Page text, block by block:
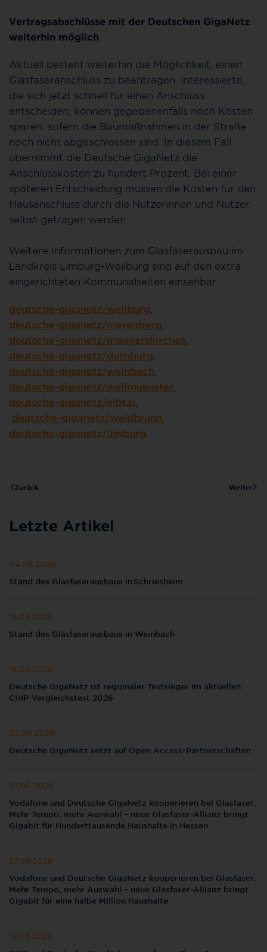
Vertragsabschlüsse mit der Deutschen GigaNetz
weiterhin möglich
Aktuell besteht weiterhin die Möglichkeit, einen
Glasfaseranschluss zu beantragen. Interessierte,
die sich jetzt schnell für einen Anschluss
entscheiden, können gegebenenfalls noch Kosten
sparen, sofern die Baumaßnahmen in der Straße
noch nicht abgeschlossen sind. In diesem Fall
übernimmt die Deutsche GigaNetz die
Anschlusskosten zu hundert Prozent. Bei einer
späteren Entscheidung müssen die Kosten für den
Hausanschluss durch die Nutzerinnen und Nutzer
selbst getragen werden.
Weitere Informationen zum Glasfaserausbau im
Landkreis Limburg-Weilburg sind auf den extra
eingerichteten Kommunalseiten einsehbar:
deutsche-giganetz/weilburg
deutsche-giganetz/merenberg
deutsche-giganetz/mengerskirchen
deutsche-giganetz/dornburg
deutsche-giganetz/weinbach
deutsche-giganetz/weilmuenster
deutsche-giganetz/elbtal
deutsche-giganetz/waldbrunn
deutsche-giganetz/limburg
Zurück Weiter
Letzte Artikel
04.08.2026
Stand des Glasfaserausbaus in Schriesheim
18.06.2026
Stand des Glasfaserausbaus in Weinbach
18.06.2026
Deutsche GigaNetz ist regionaler Testsieger im aktuellen
CHIP-Vergleichstest 2026
02.06.2026
Deutsche GigaNetz setzt auf Open Access-Partnerschaften
01.06.2026
Vodafone und Deutsche GigaNetz kooperieren bei Glasfaser:
Mehr Tempo, mehr Auswahl – neue Glasfaser-Allianz bringt
Gigabit für Hunderttausende Haushalte in Hessen
27.05.2026
Vodafone und Deutsche GigaNetz kooperieren bei Glasfaser:
Mehr Tempo, mehr Auswahl – neue Glasfaser-Allianz bringt
Gigabit für eine halbe Million Haushalte
19.05.2026